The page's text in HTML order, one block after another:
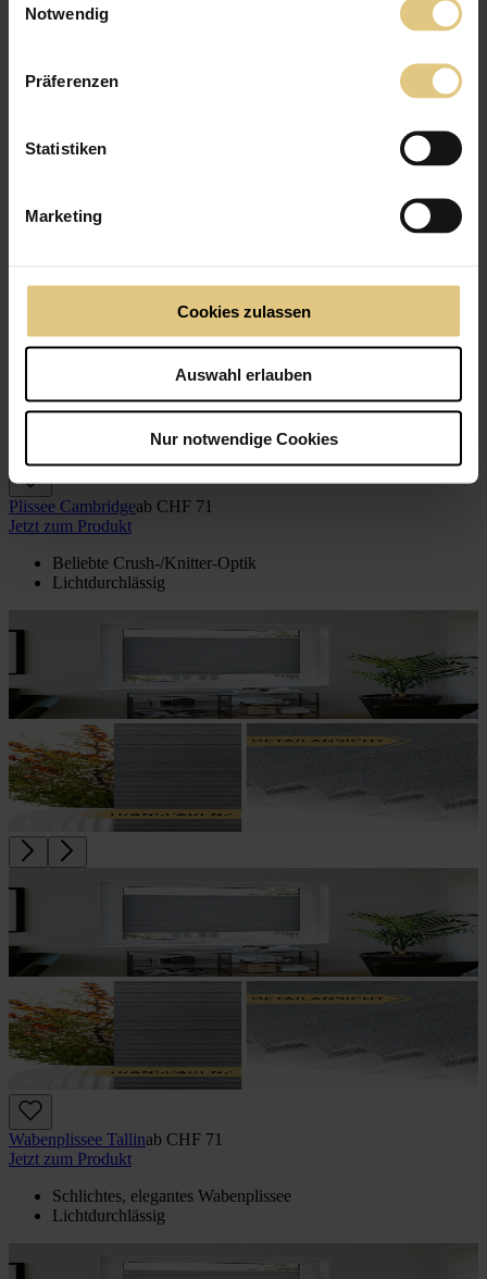
Notwendig
Präferenzen
Statistiken
Marketing
Cookies zulassen
Auswahl erlauben
Nur notwendige Cookies
Plissee Cambridgeab CHF 71
Jetzt zum Produkt
Beliebte Crush-/Knitter-Optik
Lichtdurchlässig
Wabenplissee Tallinab CHF 71
Jetzt zum Produkt
Schlichtes, elegantes Wabenplissee
Lichtdurchlässig